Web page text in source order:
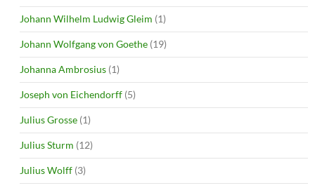
Johann Wilhelm Ludwig Gleim (1)
Johann Wolfgang von Goethe (19)
Johanna Ambrosius (1)
Joseph von Eichendorff (5)
Julius Grosse (1)
Julius Sturm (12)
Julius Wolff (3)